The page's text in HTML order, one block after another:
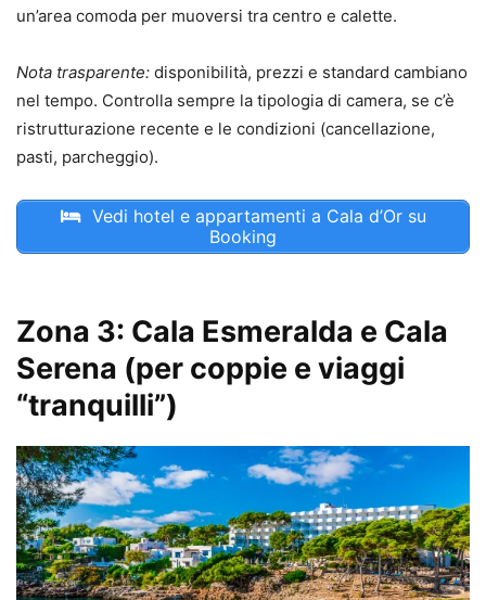
un’area comoda per muoversi tra centro e calette.
Nota trasparente: disponibilità, prezzi e standard cambiano
nel tempo. Controlla sempre la tipologia di camera, se c’è
ristrutturazione recente e le condizioni (cancellazione,
pasti, parcheggio).
Vedi hotel e appartamenti a Cala d’Or su
Booking
Zona 3: Cala Esmeralda e Cala
Serena (per coppie e viaggi
“tranquilli”)